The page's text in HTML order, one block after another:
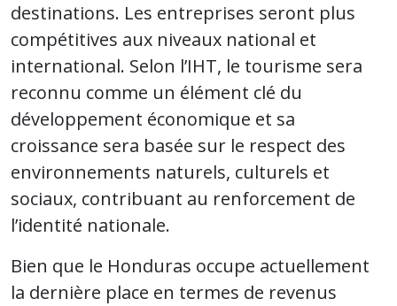
destinations. Les entreprises seront plus
compétitives aux niveaux national et
international. Selon l’IHT, le tourisme sera
reconnu comme un élément clé du
développement économique et sa
croissance sera basée sur le respect des
environnements naturels, culturels et
sociaux, contribuant au renforcement de
l’identité nationale.
Bien que le Honduras occupe actuellement
la dernière place en termes de revenus